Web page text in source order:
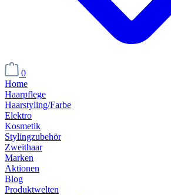
0
Home
Haarpflege
Haarstyling/Farbe
Elektro
Kosmetik
Stylingzubehör
Zweithaar
Marken
Aktionen
Blog
Produktwelten